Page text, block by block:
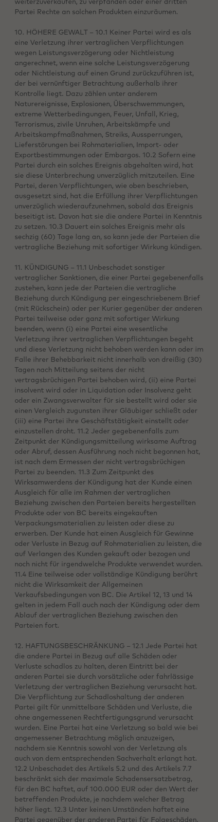
weiterzuverkaufen, zu verpfänden oder einer dritten
Partei Rechte an solchen Produkten einzuräumen.
10. HÖHERE GEWALT – 10.1 Keiner Partei wird es als
eine Verletzung ihrer vertraglichen Verpflichtungen
wegen Leistungsverzögerung oder Nichtleistung
angerechnet, wenn eine solche Leistungsverzögerung
oder Nichtleistung auf einen Grund zurückzuführen ist,
der bei vernünftiger Betrachtung außerhalb ihrer
Kontrolle liegt. Dazu zählen unter anderem
Naturereignisse, Explosionen, Überschwemmungen,
extreme Wetterbedingungen, Feuer, Unfall, Krieg,
Terrorismus, zivile Unruhen, Arbeitskämpfe und
Arbeitskampfmaßnahmen, Streiks, Aussperrungen,
Lieferstörungen bei Rohmaterialien, Import- oder
Exportbestimmungen oder Embargos. 10.2 Sofern eine
Partei durch ein solches Ereignis abgehalten wird, hat
sie diese Unterbrechung unverzüglich mitzuteilen. Eine
Partei, deren Verpflichtungen, wie oben beschrieben,
ausgesetzt sind, hat die Erfüllung ihrer Verpflichtungen
unverzüglich wiederaufzunehmen, sobald das Ereignis
beseitigt ist. Davon hat sie die andere Partei in Kenntnis
zu setzen. 10.3 Dauert ein solches Ereignis mehr als
sechzig (60) Tage lang an, so kann jede der Parteien die
vertragliche Beziehung mit sofortiger Wirkung kündigen.
11. KÜNDIGUNG – 11.1 Unbeschadet sonstiger
vertraglicher Sanktionen, die einer Partei gegebenenfalls
zustehen, kann jede der Parteien die vertragliche
Beziehung durch Kündigung per eingeschriebenem Brief
(mit Rückschein) oder per Kurier gegenüber der anderen
Partei teilweise oder ganz mit sofortiger Wirkung
beenden, wenn (i) eine Partei eine wesentliche
Verletzung ihrer vertraglichen Verpflichtungen begeht
und diese Verletzung nicht behoben werden kann oder im
Falle ihrer Behebbarkeit nicht innerhalb von dreißig (30)
Tagen nach Mitteilung seitens der nicht
vertragsbrüchigen Partei behoben wird, (ii) eine Partei
insolvent wird oder in Liquidation oder Insolvenz geht
oder ein Zwangsverwalter für sie bestellt wird oder sie
einen Vergleich zugunsten ihrer Gläubiger schließt oder
(iii) eine Partei ihre Geschäftstätigkeit einstellt oder
einzustellen droht. 11.2 Jeder gegebenenfalls zum
Zeitpunkt der Kündigungsmitteilung wirksame Auftrag
oder Abruf, dessen Ausführung noch nicht begonnen hat,
ist nach dem Ermessen der nicht vertragsbrüchigen
Partei zu beenden. 11.3 Zum Zeitpunkt des
Wirksamwerdens der Kündigung hat der Kunde einen
Ausgleich für alle im Rahmen der vertraglichen
Beziehung zwischen den Parteien bereits hergestellten
Produkte oder von BC bereits eingekauften
Verpackungsmaterialien zu leisten oder diese zu
erwerben. Der Kunde hat einen Ausgleich für Gewinne
oder Verluste in Bezug auf Rohmaterialien zu leisten, die
auf Verlangen des Kunden gekauft oder bezogen und
noch nicht für irgendwelche Produkte verwendet wurden.
11.4 Eine teilweise oder vollständige Kündigung berührt
nicht die Wirksamkeit der Allgemeinen
Verkaufsbedingungen von BC. Die Artikel 12, 13 und 14
gelten in jedem Fall auch nach der Kündigung oder dem
Ablauf der vertraglichen Beziehung zwischen den
Parteien fort.
12. HAFTUNGSBESCHRÄNKUNG – 12.1 Jede Partei hat
die andere Partei in Bezug auf alle Schäden oder
Verluste schadlos zu halten, deren Eintritt bei der
anderen Partei sie durch vorsätzliche oder fahrlässige
Verletzung der vertraglichen Beziehung verursacht hat.
Die Verpflichtung zur Schadloshaltung der anderen
Partei gilt für unmittelbare Schäden und Verluste, die
ohne angemessenen Rechtfertigungsgrund verursacht
wurden. Eine Partei hat eine Verletzung so bald wie bei
angemessener Betrachtung möglich anzuzeigen,
nachdem sie Kenntnis sowohl von der Verletzung als
auch von dem entsprechenden Sachverhalt erlangt hat.
12.2 Unbeschadet des Artikels 5.2 und des Artikels 7.7
beschränkt sich der maximale Schadensersatzbetrag,
für den BC haftet, auf 100.000 EUR oder den Wert der
betreffenden Produkte, je nachdem welcher Betrag
höher liegt. 12.3 Unter keinen Umständen haftet eine
Partei gegenüber der anderen Partei für Folgeschäden,